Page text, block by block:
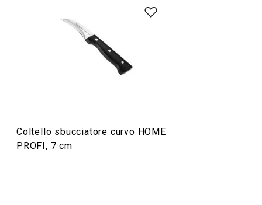
Preparazione degli alimenti
Coltello sbucciatore curvo HOME
PROFI, 7 cm